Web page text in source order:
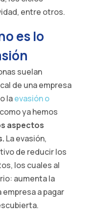
entre otros.
es lo
suelan
de una empresa
laevasión o
ya hemos
aspectos
La evasión,
de reducir los
los cuales al
aumenta la
empresa a pagar